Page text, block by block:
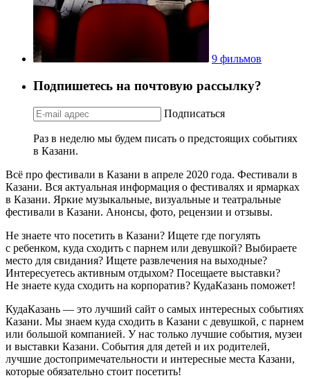
9 фильмов
Подпишетесь на почтовую рассылку?
Подписаться
Раз в неделю мы будем писать о предстоящих событиях
в Казани.
Всё про фестивали в Казани в апреле 2020 года. Фестивали в
Казани. Вся актуальная информация о фестивалях и ярмарках
в Казани. Яркие музыкальные, визуальные и театральные
фестивали в Казани. Анонсы, фото, рецензии и отзывы.
Не знаете что посетить в Казани? Ищете где погулять
с ребенком, куда сходить с парнем или девушкой? Выбираете
место для свидания? Ищете развлечения на выходные?
Интересуетесь активным отдыхом? Посещаете выставки?
Не знаете куда сходить на корпоратив? КудаКазань поможет!
КудаКазань — это лучший сайт о самых интересных событиях
Казани. Мы знаем куда сходить в Казани с девушкой, с парнем
или большой компанией. У нас только лучшие события, музеи
и выставки Казани. События для детей и их родителей,
лучшие достопримечательности и интересные места Казани,
которые обязательно стоит посетить!